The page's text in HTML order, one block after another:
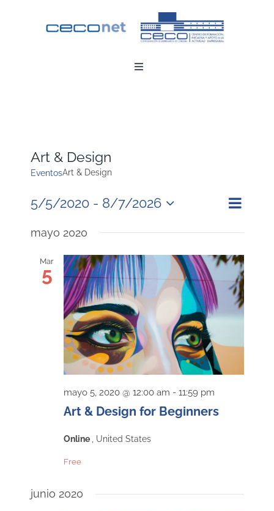
Toggle
CONTACTO
Art & Design
EventosArt & Design
de
y
vistas
de
Buscar
de
de
Lista
5/5/2020 - 8/7/2026
fecha.
mayo 2020
Mar
5
mayo 5, 2020 @ 12:00 am - 11:59 pm
Art & Design for Beginners
Online , United States
Free
junio 2020